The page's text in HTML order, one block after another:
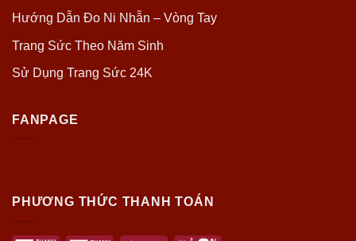
Hướng Dẫn Đo Ni Nhẫn – Vòng Tay
Trang Sức Theo Năm Sinh
Sử Dụng Trang Sức 24K
FANPAGE
PHƯƠNG THỨC THANH TOÁN